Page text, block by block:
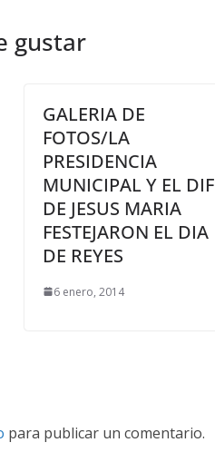
gustar
GALERIA DE
FOTOS/LA
PRESIDENCIA
MUNICIPAL Y EL DIF
DE JESUS MARIA
FESTEJARON EL DIA
DE REYES
6 enero, 2014
para publicar un comentario.